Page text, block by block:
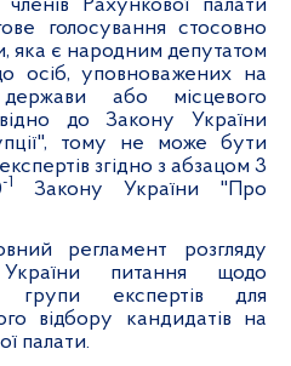
Рахункової палати
голосування стосовно
яка є народним депутатом
осіб,уповноважених на
або місцевого
до Закону України
тому не може бути
згідно з абзацом 3
-1
Закону України "Про
регламент розгляду
питання щодо
групи експертів для
відбору кандидатів на
палати.